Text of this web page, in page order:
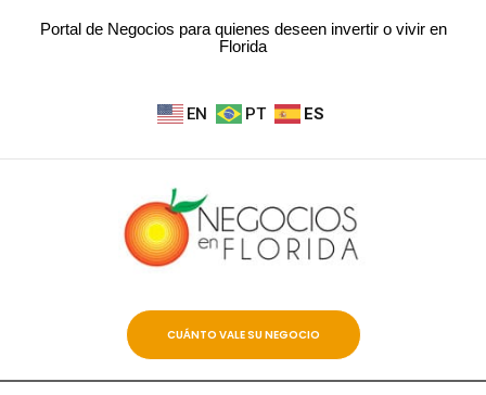
Portal de Negocios para quienes deseen invertir o vivir en
Florida
EN PT ES
CUÁNTO VALE SU NEGOCIO